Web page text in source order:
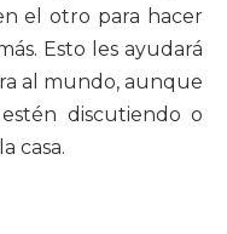
el otro para hacer
Esto les ayudará
al mundo, aunque
discutiendo o
casa.